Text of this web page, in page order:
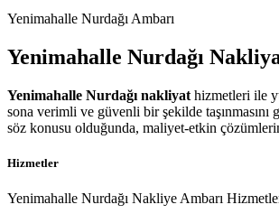
Yenimahalle Nurdağı Ambarı
Yenimahalle Nurdağı
Yenimahalle Nurdağı nakliyat hizmetleri ile
sona verimli ve güvenli bir şekilde
söz konusu olduğunda, maliyet-etkin
Hizmetler
Yenimahalle Nurdağı Nakliye Ambarı